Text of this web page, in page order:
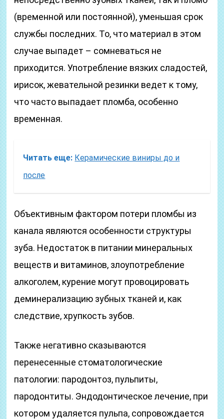
(временной или постоянной), уменьшая срок
службы последних. То, что материал в этом
случае выпадет – сомневаться не
приходится. Употребление вязких сладостей,
ирисок, жевательной резинки ведет к тому,
что часто выпадает пломба, особенно
временная.
Читать еще: Керамические виниры до и
после
Объективным фактором потери пломбы из
канала являются особенности структуры
зуба. Недостаток в питании минеральных
веществ и витаминов, злоупотребление
алкоголем, курение могут провоцировать
деминерализацию зубных тканей и, как
следствие, хрупкость зубов.
Также негативно сказываются
перенесенные стоматологические
патологии: пародонтоз, пульпиты,
пародонтиты. Эндодонтическое лечение, при
котором удаляется пульпа, сопровождается